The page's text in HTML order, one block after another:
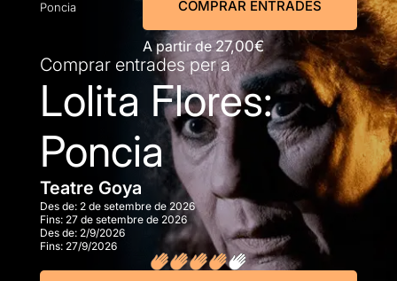
Poncia
A partir de27,00€
COMPRAR ENTRADES
Comprar entrades per a
Lolita Flores:
Poncia
Teatre Goya
Des de: 2 de setembre de 2026
Fins: 27 de setembre de 2026
Des de: 2/9/2026
Fins: 27/9/2026